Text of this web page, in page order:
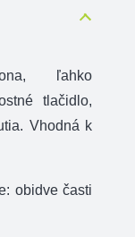
ľahko
tlačidlo,
Vhodná k
obidve časti